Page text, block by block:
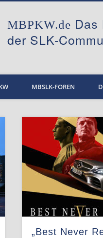
MBPKW.de Das
der SLK-
MBSLK-FOREN
„Best Never